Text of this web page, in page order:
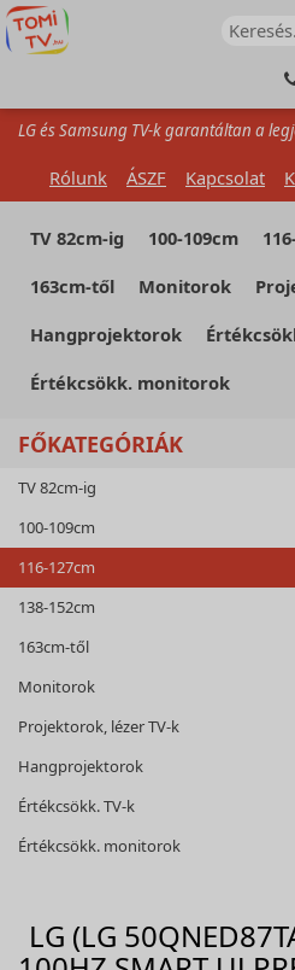
LG és Samsung TV-k garantáltan a
Rólunk ÁSZF Kapcsolat
TV 82cm-ig 100-109cm
163cm-től
Monitorok
Hangprojektorok
Értékcsökk. monitorok
FŐKATEGÓRIÁK
TV 82cm-ig
100-109cm
116-127cm
138-152cm
163cm-től
Monitorok
Projektorok, lézer TV-k
Hangprojektorok
Értékcsökk. TV-k
Értékcsökk. monitorok
LG (LG